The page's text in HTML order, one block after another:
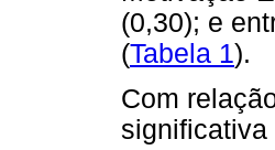
(0,30); e
(Tabela 1).
Com
significativa